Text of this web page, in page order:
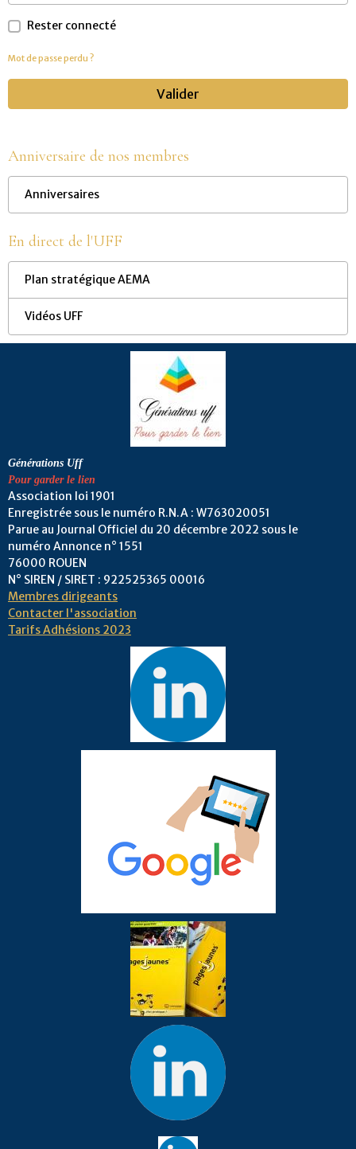
Rester connecté
Mot de passe perdu ?
Valider
Anniversaire de nos membres
Anniversaires
En direct de l'UFF
Plan stratégique AEMA
Vidéos UFF
Générations Uff
Pour garder le lien
Association loi 1901
Enregistrée sous le numéro R.N.A : W763020051
Parue au Journal Officiel du 20 décembre 2022 sous le
numéro Annonce n° 1551
76000 ROUEN
N° SIREN / SIRET : 922525365 00016
Membres dirigeants
Contacter l'association
Tarifs Adhésions 2023